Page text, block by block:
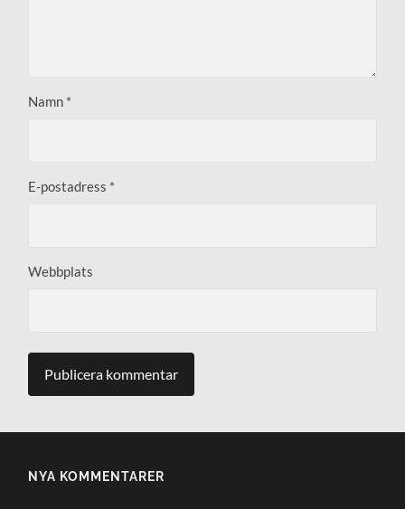
Namn *
E-postadress *
Webbplats
NYA KOMMENTARER